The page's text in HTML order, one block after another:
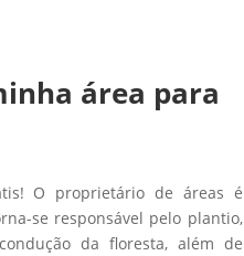
área para
O proprietário de áreas é
se responsável pelo plantio,
da floresta, além de